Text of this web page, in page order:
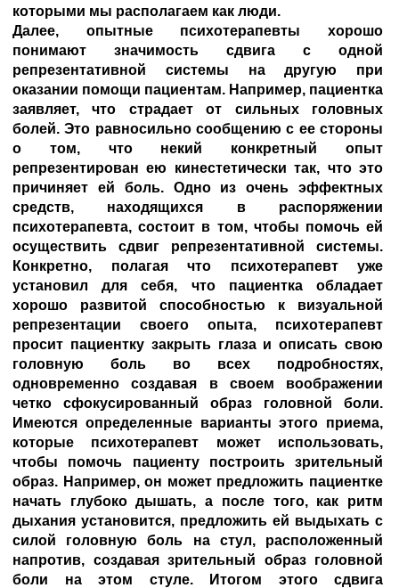
которыми мы располагаем как люди.
Далее, опытные психотерапевты хорошо
понимают значимость сдвига с одной
репрезентативной системы на другую при
оказании помощи пациентам. Например, пациентка
заявляет, что страдает от сильных головных
болей. Это равносильно сообщению с ее стороны
о том, что некий конкретный опыт
репрезентирован ею кинестетически так, что это
причиняет ей боль. Одно из очень эффектных
средств, находящихся в распоряжении
психотерапевта, состоит в том, чтобы помочь ей
осуществить сдвиг репрезентативной системы.
Конкретно, полагая что психотерапевт уже
установил для себя, что пациентка обладает
хорошо развитой способностью к визуальной
репрезентации своего опыта, психотерапевт
просит пациентку закрыть глаза и описать свою
головную боль во всех подробностях,
одновременно создавая в своем воображении
четко сфокусированный образ головной боли.
Имеются определенные варианты этого приема,
которые психотерапевт может использовать,
чтобы помочь пациенту построить зрительный
образ. Например, он может предложить пациентке
начать глубоко дышать, а после того, как ритм
дыхания установится, предложить ей выдыхать с
силой головную боль на стул, расположенный
напротив, создавая зрительный образ головной
боли на этом стуле. Итогом этого сдвига